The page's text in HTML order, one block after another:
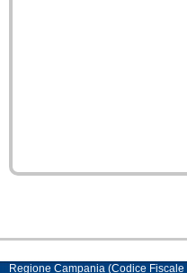
Regione Campania (Codice